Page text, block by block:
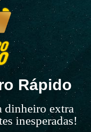
Rápido
dinheiro extra
inesperadas!